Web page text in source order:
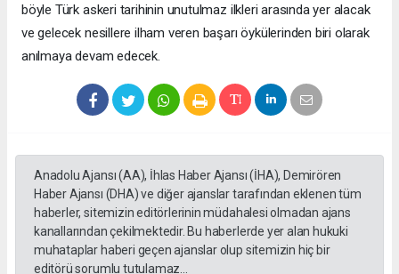
böyle Türk askeri tarihinin unutulmaz ilkleri arasında yer alacak
ve gelecek nesillere ilham veren başarı öykülerinden biri olarak
anılmaya devam edecek.
Anadolu Ajansı (AA), İhlas Haber Ajansı (İHA), Demirören
Haber Ajansı (DHA) ve diğer ajanslar tarafından eklenen tüm
haberler, sitemizin editörlerinin müdahalesi olmadan ajans
kanallarından çekilmektedir. Bu haberlerde yer alan hukuki
muhataplar haberi geçen ajanslar olup sitemizin hiç bir
editörü sorumlu tutulamaz...